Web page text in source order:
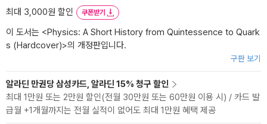
최대 3,000원 할인
쿠폰받기
이 도서는 <Physics: A Short History from Quintessence to Quark
s (Hardcover)>의 개정판입니다.
구판 보기
알라딘 만권당 삼성카드, 알라딘 15% 청구 할인
최대 1만원 또는 2만원 할인(전월 30만원 또는 60만원 이용 시) / 카드 발
급월 +1개월까지는 전월 실적이 없어도 최대 1만원 혜택 제공